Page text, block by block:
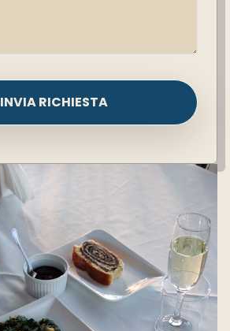
INVIA RICHIESTA